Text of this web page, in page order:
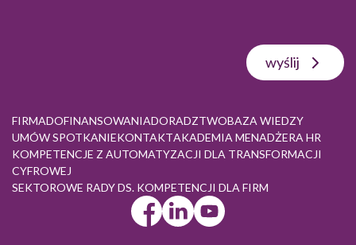
wyślij
FIRMADOFINANSOWANIADORADZTWOBAZA WIEDZY
UMÓW SPOTKANIEKONTAKTAKADEMIA MENADŻERA HR
KOMPETENCJE Z AUTOMATYZACJI DLA TRANSFORMACJI
CYFROWEJ
SEKTOROWE RADY DS. KOMPETENCJI DLA FIRM